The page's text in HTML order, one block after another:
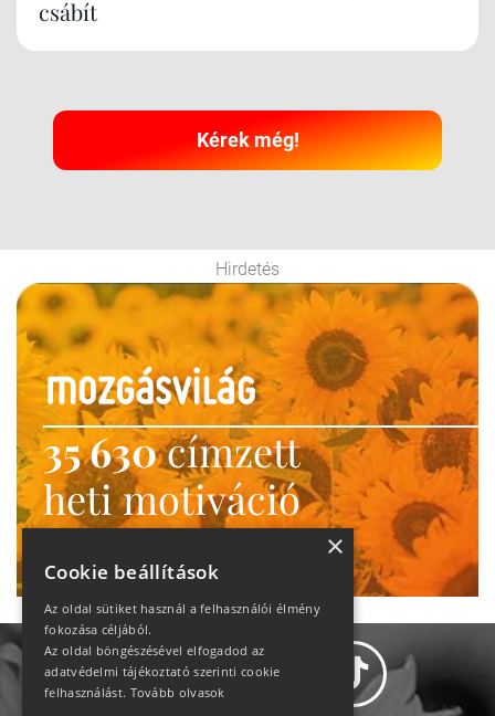
csábít
Kérek még!
Hirdetés
35 630címzett
heti motiváció
Ne maradj le!
×
Cookie beállítások
Az oldal sütiket használ a felhasználói élmény
fokozása céljából.
Az oldal böngészésével elfogadod az
adatvédelmi tájékoztató szerinti cookie
felhasználást. Tovább olvasok